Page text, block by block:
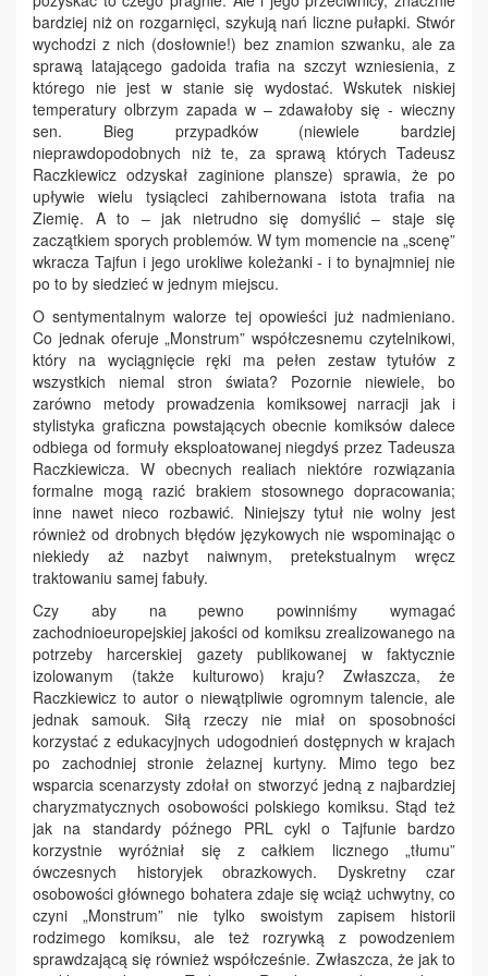
bardziej niż on rozgarnięci, szykują nań liczne pułapki. Stwór
wychodzi z nich (dosłownie!) bez znamion szwanku, ale za
sprawą latającego gadoida trafia na szczyt wzniesienia, z
którego nie jest w stanie się wydostać. Wskutek niskiej
temperatury olbrzym zapada w – zdawałoby się - wieczny
sen. Bieg przypadków (niewiele bardziej
nieprawdopodobnych niż te, za sprawą których Tadeusz
Raczkiewicz odzyskał zaginione plansze) sprawia, że po
upływie wielu tysiącleci zahibernowana istota trafia na
Ziemię. A to – jak nietrudno się domyślić – staje się
zaczątkiem sporych problemów. W tym momencie na „scenę”
wkracza Tajfun i jego urokliwe koleżanki - i to bynajmniej nie
po to by siedzieć w jednym miejscu.
O sentymentalnym walorze tej opowieści już nadmieniano.
Co jednak oferuje „Monstrum” współczesnemu czytelnikowi,
który na wyciągnięcie ręki ma pełen zestaw tytułów z
wszystkich niemal stron świata? Pozornie niewiele, bo
zarówno metody prowadzenia komiksowej narracji jak i
stylistyka graficzna powstających obecnie komiksów dalece
odbiega od formuły eksploatowanej niegdyś przez Tadeusza
Raczkiewicza. W obecnych realiach niektóre rozwiązania
formalne mogą razić brakiem stosownego dopracowania;
inne nawet nieco rozbawić. Niniejszy tytuł nie wolny jest
również od drobnych błędów językowych nie wspominając o
niekiedy aż nazbyt naiwnym, pretekstualnym wręcz
traktowaniu samej fabuły.
Czy aby na pewno powinniśmy wymagać
zachodnioeuropejskiej jakości od komiksu zrealizowanego na
potrzeby harcerskiej gazety publikowanej w faktycznie
izolowanym (także kulturowo) kraju? Zwłaszcza, że
Raczkiewicz to autor o niewątpliwie ogromnym talencie, ale
jednak samouk. Siłą rzeczy nie miał on sposobności
korzystać z edukacyjnych udogodnień dostępnych w krajach
po zachodniej stronie żelaznej kurtyny. Mimo tego bez
wsparcia scenarzysty zdołał on stworzyć jedną z najbardziej
charyzmatycznych osobowości polskiego komiksu. Stąd też
jak na standardy późnego PRL cykl o Tajfunie bardzo
korzystnie wyróżniał się z całkiem licznego „tłumu”
ówczesnych historyjek obrazkowych. Dyskretny czar
osobowości głównego bohatera zdaje się wciąż uchwytny, co
czyni „Monstrum” nie tylko swoistym zapisem historii
rodzimego komiksu, ale też rozrywką z powodzeniem
sprawdzającą się również współcześnie. Zwłaszcza, że jak to